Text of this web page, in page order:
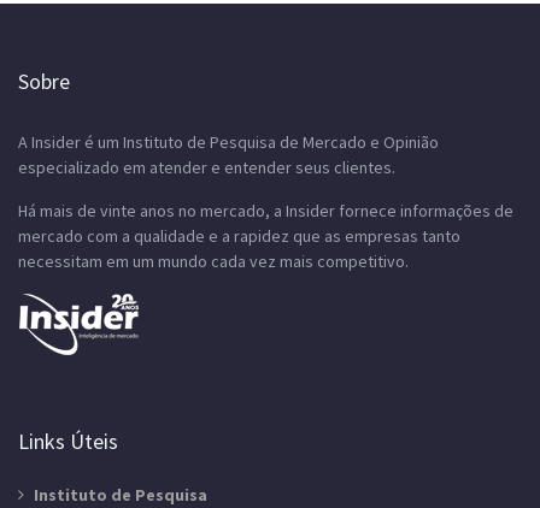
Sobre
A Insider é um Instituto de Pesquisa de Mercado e Opinião
especializado em atender e entender seus clientes.
Há mais de vinte anos no mercado, a Insider fornece informações de
mercado com a qualidade e a rapidez que as empresas tanto
necessitam em um mundo cada vez mais competitivo.
Links Úteis
Instituto de Pesquisa